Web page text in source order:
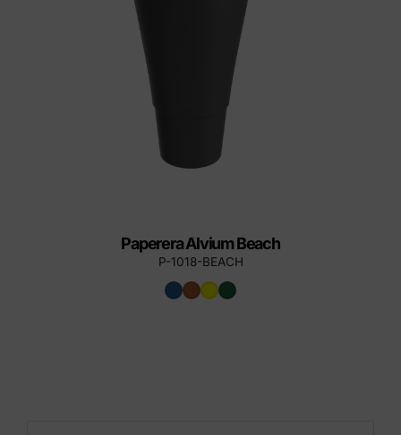
Paperera Alvium Beach
P-1018-BEACH